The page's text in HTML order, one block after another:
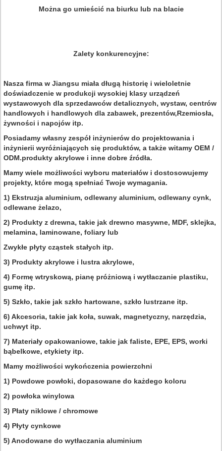
Można go umieścić na biurku lub na blacie
Zalety konkurencyjne:
Nasza firma w Jiangsu miała długą historię i wieloletnie
doświadczenie w produkcji wysokiej klasy urządzeń
wystawowych dla sprzedawców detalicznych, wystaw, centrów
handlowych i handlowych dla zabawek, prezentów,Rzemiosła,
żywności i napojów itp.
Posiadamy własny zespół inżynierów do projektowania i
inżynierii wyróżniających się produktów, a także witamy OEM /
ODM.produkty akrylowe i inne dobre źródła.
Mamy wiele możliwości wyboru materiałów i dostosowujemy
projekty, które mogą spełniać Twoje wymagania.
1) Ekstruzja aluminium, odlewany aluminium, odlewany cynk,
odlewane żelazo,
2) Produkty z drewna, takie jak drewno masywne, MDF, sklejka,
melamina, laminowane, foliary lub
Zwykłe płyty cząstek stałych itp.
3) Produkty akrylowe i lustra akrylowe,
4) Formę wtryskową, pianę próżniową i wytłaczanie plastiku,
gumę itp.
5) Szkło, takie jak szkło hartowane, szkło lustrzane itp.
6) Akcesoria, takie jak koła, suwak, magnetyczny, narzędzia,
uchwyt itp.
7) Materiały opakowaniowe, takie jak faliste, EPE, EPS, worki
bąbelkowe, etykiety itp.
Mamy możliwości wykończenia powierzchni
1) Powdowe powłoki, dopasowane do każdego koloru
2) powłoka winylowa
3) Płaty niklowe / chromowe
4) Płyty cynkowe
5) Anodowane do wytłaczania aluminium